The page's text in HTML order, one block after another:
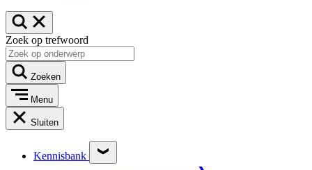
Zoek op trefwoord
Zoeken
Menu
Sluiten
Kennisbank